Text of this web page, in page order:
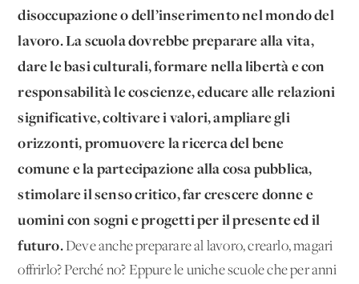
disoccupazione o dell’inserimento nel mondo del
lavoro.La scuola dovrebbe preparare alla vita,
dare le basi culturali, formare nella libertà e con
responsabilità le coscienze, educare alle relazioni
significative, coltivare i valori, ampliare gli
orizzonti, promuovere la ricerca del bene
comune e la partecipazione alla cosa pubblica,
stimolare il senso critico, far crescere donne e
uomini con sogni e progetti per il presente ed il
futuro.Deve anche preparare al lavoro, crearlo, magari
offrirlo? Perché no? Eppure le uniche scuole che per anni